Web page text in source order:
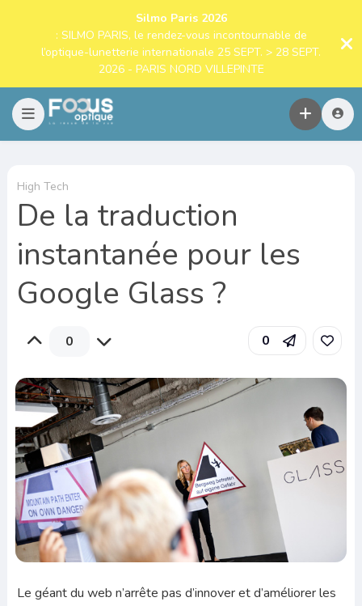
Silmo Paris 2026
: SILMO PARIS, le rendez-vous incontournable de
l’optique-lunetterie internationale 25 SEPT. > 28 SEPT.
2026 - PARIS NORD VILLEPINTE
High Tech
De la traduction
instantanée pour les
Google Glass ?
0 0
Le géant du web n’arrête pas d’innover et d’améliorer les